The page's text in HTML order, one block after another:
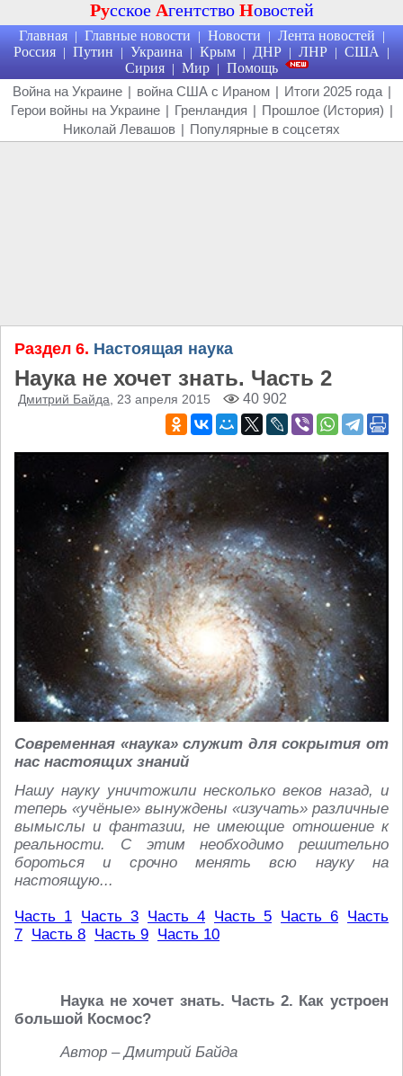
Русское Агентство Новостей
Главная | Главные новости | Новости | Лента новостей |
Россия | Путин | Украина | Крым | ДНР | ЛНР | США |
Сирия | Мир | Помощь
Война на Украине | война США с Ираном | Итоги 2025 года |
Герои войны на Украине | Гренландия | Прошлое (История) |
Николай Левашов | Популярные в соцсетях
Раздел 6. Настоящая наука
Наука не хочет знать. Часть 2
Дмитрий Байда , 23 апреля 2015 40 902
Современная «наука» служит для сокрытия от
нас настоящих знаний
Нашу науку уничтожили несколько веков назад, и
теперь «учёные» вынуждены «изучать» различные
вымыслы и фантазии, не имеющие отношение к
реальности. С этим необходимо решительно
бороться и срочно менять всю науку на
настоящую...
Часть 1 Часть 3 Часть 4 Часть 5 Часть 6 Часть
7 Часть 8 Часть 9 Часть 10
Наука не хочет знать. Часть 2. Как устроен
большой Космос?
Автор – Дмитрий Байда